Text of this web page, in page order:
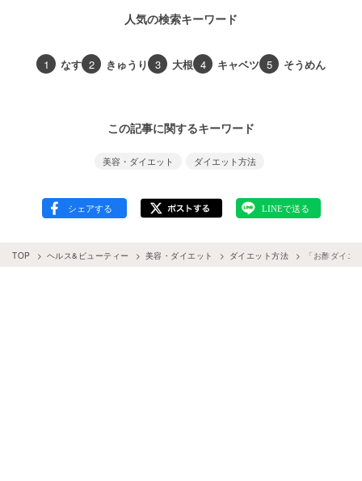
人気の検索キーワード
1 なす 2 きゅうり 3 大根 4 キャベツ 5 そうめん
この記事に関するキーワード
美容・ダイエット ダイエット方法
TOP ヘルス&ビューティー 美容・ダイエット ダイエット方法 「お酢ダイエ